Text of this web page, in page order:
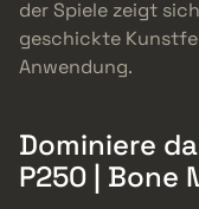
der Spiele zeigt
geschickte
Anwendung.
Dominiere
P250 | Bone